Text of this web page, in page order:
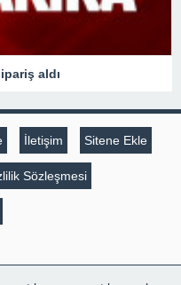
aldı
İletişim Sitene Ekle
Sözleşmesi